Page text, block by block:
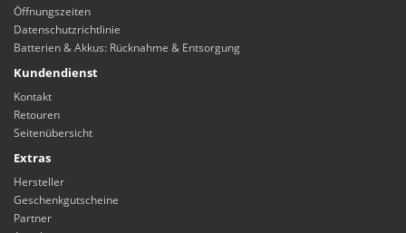
Öffnungszeiten
Datenschutzrichtlinie
Batterien & Akkus: Rücknahme & Entsorgung
Kundendienst
Kontakt
Retouren
Seitenübersicht
Extras
Hersteller
Geschenkgutscheine
Partner